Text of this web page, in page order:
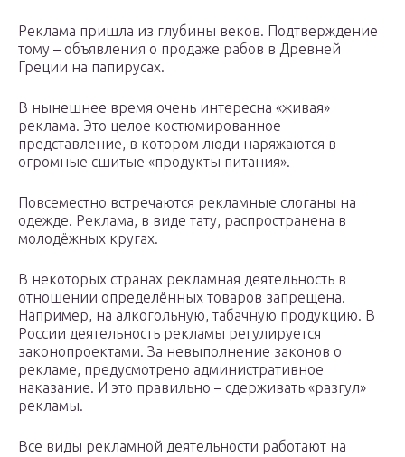
Реклама пришла из глубины веков. Подтверждение
тому – объявления о продаже рабов в Древней
Греции на папирусах.
В нынешнее время очень интересна «живая»
реклама. Это целое костюмированное
представление, в котором люди наряжаются в
огромные сшитые «продукты питания».
Повсеместно встречаются рекламные слоганы на
одежде. Реклама, в виде тату, распространена в
молодёжных кругах.
В некоторых странах рекламная деятельность в
отношении определённых товаров запрещена.
Например, на алкогольную, табачную продукцию. В
России деятельность рекламы регулируется
законопроектами. За невыполнение законов о
рекламе, предусмотрено административное
наказание. И это правильно – сдерживать «разгул»
рекламы.
Все виды рекламной деятельности работают на